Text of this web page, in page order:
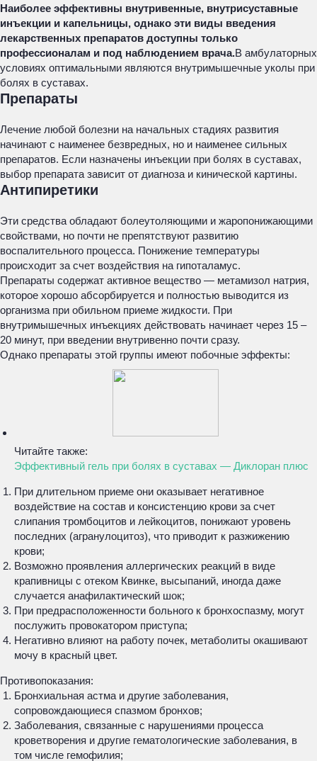
Наиболее эффективны внутривенные, внутрисуставные
инъекции и капельницы, однако эти виды введения
лекарственных препаратов доступны только
профессионалам и под наблюдением врача.В амбулаторных
условиях оптимальными являются внутримышечные уколы при
болях в суставах.
Препараты
Лечение любой болезни на начальных стадиях развития
начинают с наименее безвредных, но и наименее сильных
препаратов. Если назначены инъекции при болях в суставах,
выбор препарата зависит от диагноза и кинической картины.
Антипиретики
Эти средства обладают болеутоляющими и жаропонижающими
свойствами, но почти не препятствуют развитию
воспалительного процесса. Понижение температуры
происходит за счет воздействия на гипоталамус.
Препараты содержат активное вещество — метамизол натрия,
которое хорошо абсорбируется и полностью выводится из
организма при обильном приеме жидкости. При
внутримышечных инъекциях действовать начинает через 15 –
20 минут, при введении внутривенно почти сразу.
Однако препараты этой группы имеют побочные эффекты:
Читайте также:
Эффективный гель при болях в суставах — Диклоран плюс
При длительном приеме они оказывает негативное
воздействие на состав и консистенцию крови за счет
слипания тромбоцитов и лейкоцитов, понижают уровень
последних (агранулоцитоз), что приводит к разжижению
крови;
Возможно проявления аллергических реакций в виде
крапивницы с отеком Квинке, высыпаний, иногда даже
случается анафилактический шок;
При предрасположенности больного к бронхоспазму, могут
послужить провокатором приступа;
Негативно влияют на работу почек, метаболиты окашивают
мочу в красный цвет.
Противопоказания:
Бронхиальная астма и другие заболевания,
сопровождающиеся спазмом бронхов;
Заболевания, связанные с нарушениями процесса
кроветворения и другие гематологические заболевания, в
том числе гемофилия;